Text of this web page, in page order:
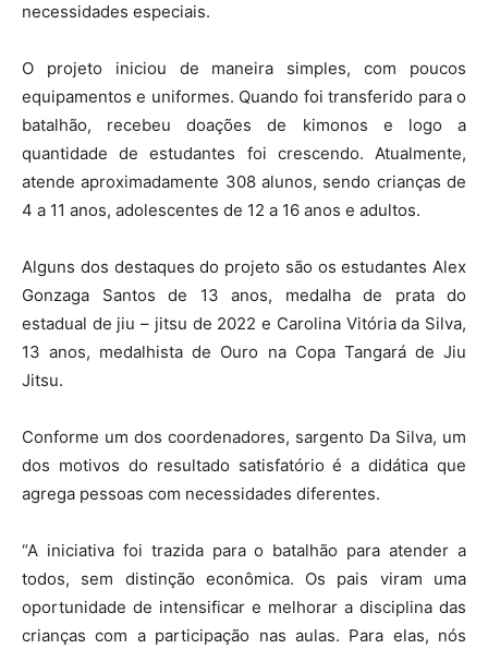
necessidades especiais.
O projeto iniciou de maneira simples, com poucos
equipamentos e uniformes. Quando foi transferido para o
batalhão, recebeu doações de kimonos e logo a
quantidade de estudantes foi crescendo. Atualmente,
atende aproximadamente 308 alunos, sendo crianças de
4 a 11 anos, adolescentes de 12 a 16 anos e adultos.
Alguns dos destaques do projeto são os estudantes Alex
Gonzaga Santos de 13 anos, medalha de prata do
estadual de jiu – jitsu de 2022 e Carolina Vitória da Silva,
13 anos, medalhista de Ouro na Copa Tangará de Jiu
Jitsu.
Conforme um dos coordenadores, sargento Da Silva, um
dos motivos do resultado satisfatório é a didática que
agrega pessoas com necessidades diferentes.
“A iniciativa foi trazida para o batalhão para atender a
todos, sem distinção econômica. Os pais viram uma
oportunidade de intensificar e melhorar a disciplina das
crianças com a participação nas aulas. Para elas, nós